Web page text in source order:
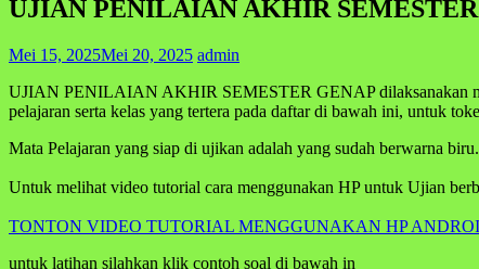
UJIAN PENILAIAN AKHIR
Mei 15, 2025Mei 20, 2025 admin
UJIAN PENILAIAN AKHIR SEMESTER GENAP dilaksanakan
pelajaran serta kelas yang tertera pada daftar di bawah ini, untuk
Mata Pelajaran yang siap di ujikan adalah yang sudah berwarna biru.
Untuk melihat video tutorial cara menggunakan HP untuk Ujian
TONTON VIDEO TUTORIAL MENGGUNAKAN HP
untuk latihan silahkan klik contoh soal di bawah in